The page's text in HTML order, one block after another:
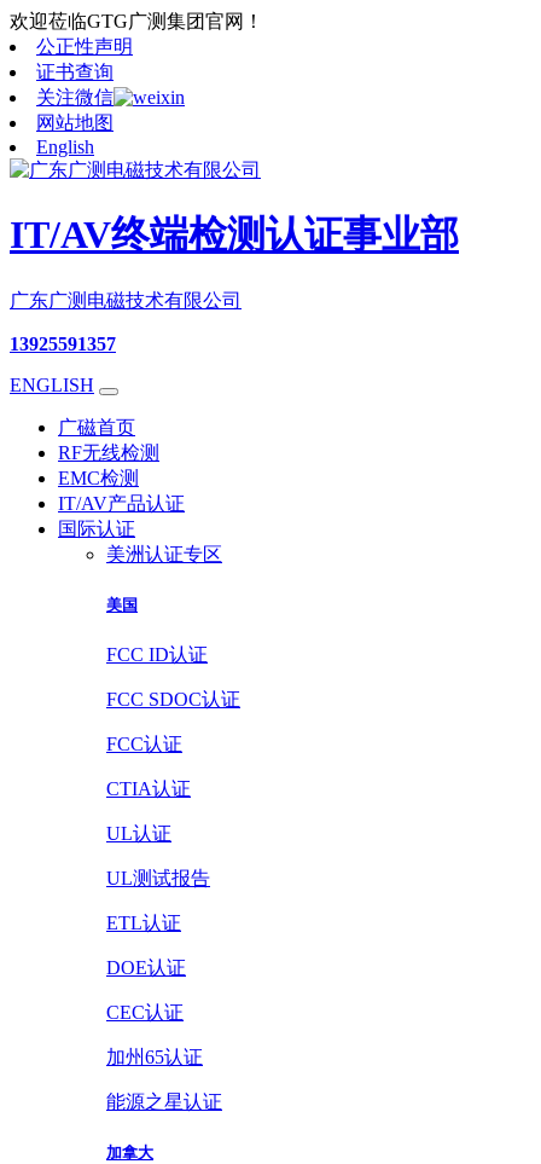
欢迎莅临GTG广测集团官网！
公正性声明
证书查询
关注微信
网站地图
English
IT/AV终端检测认证事业部
广东广测电磁技术有限公司
13925591357
ENGLISH
广磁首页
RF无线检测
EMC检测
IT/AV产品认证
国际认证
美洲认证专区
美国
FCC ID认证
FCC SDOC认证
FCC认证
CTIA认证
UL认证
UL测试报告
ETL认证
DOE认证
CEC认证
加州65认证
能源之星认证
加拿大